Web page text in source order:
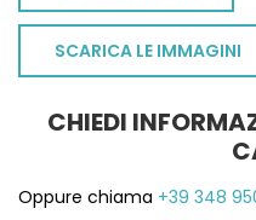
SCARICA LE IMMAGINI
CHIEDI
Oppure chiama +39 348